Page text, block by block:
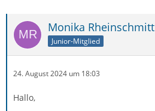
Monika Rheinschmitt
Junior-Mitglied
24. August 2024 um 18:03
Hallo,